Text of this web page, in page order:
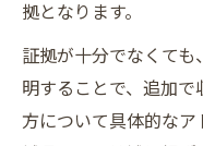
拠となります。
証拠が十分でなくて
明することで、追加
方について具体的な